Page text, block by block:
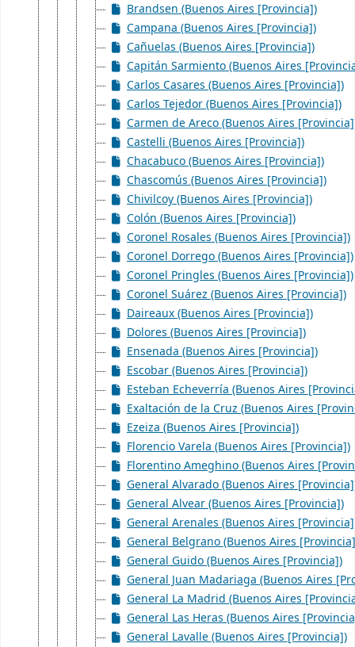
Brandsen (Buenos Aires [Provincia])
Campana (Buenos Aires [Provincia])
Cañuelas (Buenos Aires [Provincia])
Capitán Sarmiento (Buenos Aires
Carlos Casares (Buenos Aires [Provincia])
Carlos Tejedor (Buenos Aires [Provincia])
Carmen de Areco (Buenos Aires
Castelli (Buenos Aires [Provincia])
Chacabuco (Buenos Aires [Provincia])
Chascomús (Buenos Aires [Provincia])
Chivilcoy (Buenos Aires [Provincia])
Colón (Buenos Aires [Provincia])
Coronel Rosales (Buenos Aires [Provincia])
Coronel Dorrego (Buenos Aires [Provincia])
Coronel Pringles (Buenos Aires [Provincia])
Coronel Suárez (Buenos Aires [Provincia])
Daireaux (Buenos Aires [Provincia])
Dolores (Buenos Aires [Provincia])
Ensenada (Buenos Aires [Provincia])
Escobar (Buenos Aires [Provincia])
Esteban Echeverría (Buenos Aires
Exaltación de la Cruz (Buenos Aires
Ezeiza (Buenos Aires [Provincia])
Florencio Varela (Buenos Aires [Provincia])
Florentino Ameghino (Buenos Aires
General Alvarado (Buenos Aires
General Alvear (Buenos Aires [Provincia])
General Arenales (Buenos Aires
General Belgrano (Buenos Aires
General Guido (Buenos Aires [Provincia])
General Juan Madariaga (Buenos Aires
General La Madrid (Buenos Aires
General Las Heras (Buenos Aires
General Lavalle (Buenos Aires [Provincia])